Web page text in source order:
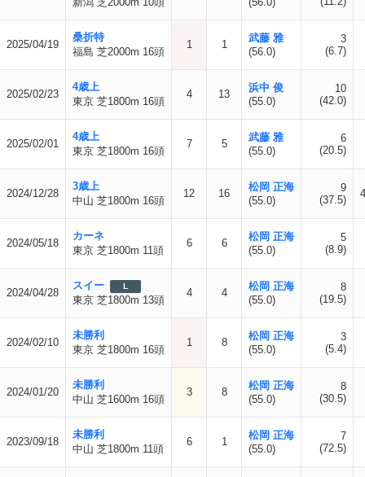
2025/04/19
桑折特
福島 芝2000m 16頭
1 1
武藤 雅
(56.0)
3
(6.7)
2025/02/23
4歳上
東京 芝1800m 16頭
4 13
浜中 俊
(55.0)
10
(42.0)
2025/02/01
4歳上
東京 芝1800m 16頭
7 5
武藤 雅
(55.0)
6
(20.5)
2024/12/28
3歳上
中山 芝1800m 16頭
12 16
松岡 正海
(55.0)
9
(37.5)
2024/05/18
カーネ
東京 芝1800m 11頭
6 6
松岡 正海
(55.0)
5
(8.9)
2024/04/28
スイー L
東京 芝1800m 13頭
4 4
松岡 正海
(55.0)
8
(19.5)
2024/02/10
未勝利
東京 芝1800m 16頭
1 8
松岡 正海
(55.0)
3
(5.4)
2024/01/20
未勝利
中山 芝1600m 16頭
3 8
松岡 正海
(55.0)
8
(30.5)
2023/09/18
未勝利
中山 芝1800m 11頭
6 1
松岡 正海
(55.0)
7
(72.5)